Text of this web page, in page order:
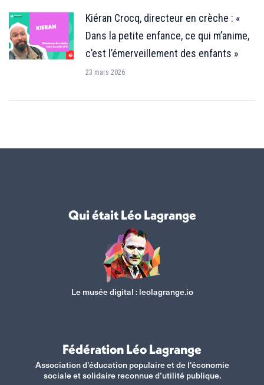
Kiéran Crocq, directeur en crèche : «
Dans la petite enfance, ce qui m’anime,
c’est l’émerveillement des enfants »
23 mars 2026
Qui était Léo Lagrange
Le musée digital :leolagrange.io
Fédération Léo Lagrange
Association d'éducation populaire et de l'économie
sociale et solidaire reconnue d’utilité publique.